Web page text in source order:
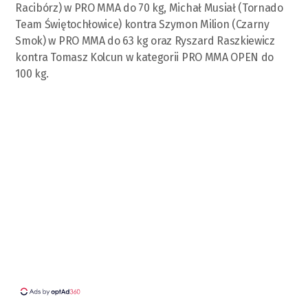
Racibórz) w PRO MMA do 70 kg, Michał Musiał (Tornado
Team Świętochłowice) kontra Szymon Milion (Czarny
Smok) w PRO MMA do 63 kg oraz Ryszard Raszkiewicz
kontra Tomasz Kolcun w kategorii PRO MMA OPEN do
100 kg.